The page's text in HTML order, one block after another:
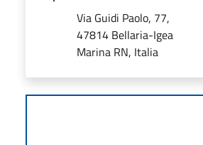
Via Guidi Paolo, 77,
47814 Bellaria-Igea
Marina RN, Italia